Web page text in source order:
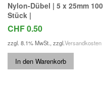
Nylon-Dübel | 5 x 25mm 100
Stück |
CHF 0.50
zzgl. 8.1% MwSt., zzgl.Versandkosten
In den Warenkorb